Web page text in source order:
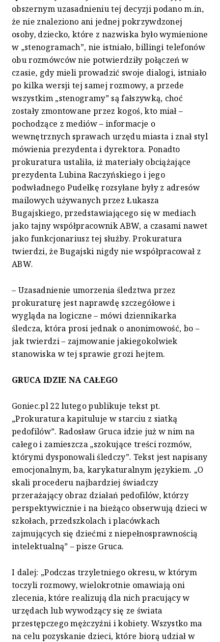
obszernym uzasadnieniu tej decyzji podano m.in,
że nie znaleziono ani jednej pokrzywdzonej
osoby, dziecko, które z nazwiska było wymienione
w „stenogramach”, nie istniało, billingi telefonów
obu rozmówców nie potwierdziły połączeń w
czasie, gdy mieli prowadzić swoje dialogi, istniało
po kilka wersji tej samej rozmowy, a przede
wszystkim „stenogramy” są fałszywką, choć
zostały zmontowane przez kogoś, kto miał –
pochodzące z mediów – informacje o
wewnętrznych sprawach urzędu miasta i znał styl
mówienia prezydenta i dyrektora. Ponadto
prokuratura ustaliła, iż materiały obciążające
prezydenta Lubina Raczyńskiego i jego
podwładnego Pudełkę rozsyłane były z adresów
mailowych używanych przez Łukasza
Bugajskiego, przedstawiającego się w mediach
jako tajny współpracownik ABW, a czasami nawet
jako funkcjonariusz tej służby. Prokuratura
twierdzi, że Bugajski nigdy nie współpracował z
ABW.
– Uzasadnienie umorzenia śledztwa przez
prokuraturę jest naprawdę szczegółowe i
wygląda na logiczne – mówi dziennikarka
śledcza, która prosi jednak o anonimowość, bo –
jak twierdzi – zajmowanie jakiegokolwiek
stanowiska w tej sprawie grozi hejtem.
GRUCA IDZIE NA CAŁEGO
Goniec.pl 22 lutego publikuje tekst pt.
„Prokuratura kapituluje w starciu z siatką
pedofilów”. Radosław Gruca idzie już w nim na
całego i zamieszcza „szokujące treści rozmów,
którymi dysponowali śledczy”. Tekst jest napisany
emocjonalnym, ba, karykaturalnym językiem. „O
skali procederu najbardziej świadczy
przerażający obraz działań pedofilów, którzy
perspektywicznie i na bieżąco obserwują dzieci w
szkołach, przedszkolach i placówkach
zajmujących się dziećmi z niepełnosprawnością
intelektualną” – pisze Gruca.
I dalej: „Podczas trzyletniego okresu, w którym
toczyli rozmowy, wielokrotnie omawiają oni
zlecenia, które realizują dla nich pracujący w
urzędach lub wywodzący się ze świata
przestępczego mężczyźni i kobiety. Wszystko ma
na celu pozyskanie dzieci, które biorą udział w